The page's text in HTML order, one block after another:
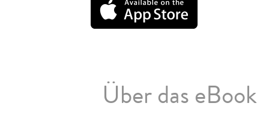
Über das eBook